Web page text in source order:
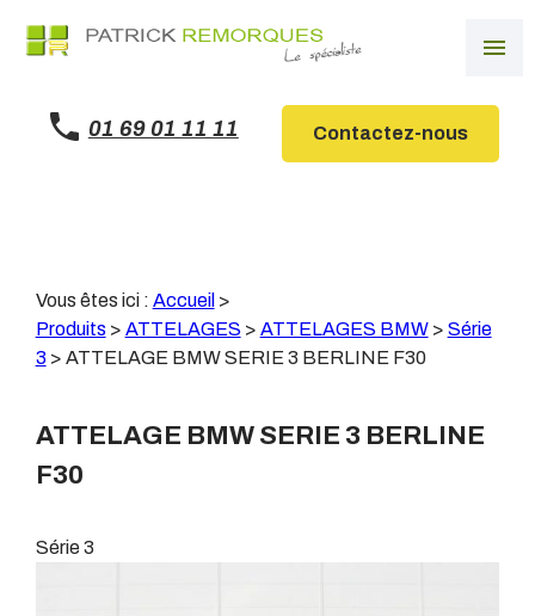
menu
01 69 01 11 11 Contactez-nous
Vous êtes ici : Accueil >
Produits > ATTELAGES > ATTELAGES BMW> Série
3 > ATTELAGE BMW SERIE 3 BERLINE F30
ATTELAGE BMW SERIE 3 BERLINE
F30
Série 3